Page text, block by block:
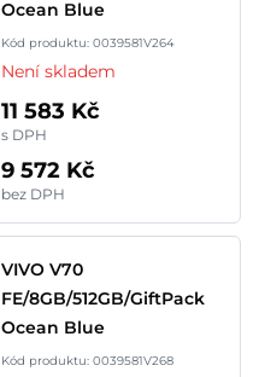
Ocean Blue
Kód produktu: 0039581V264
Není skladem
11 583 Kč
s DPH
9 572 Kč
bez DPH
VIVO V70
FE/8GB/512GB/GiftPack
Ocean Blue
Kód produktu: 0039581V268